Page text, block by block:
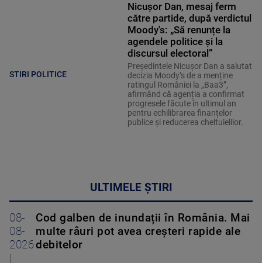
STIRI POLITICE
Nicușor Dan, mesaj ferm
către partide, după verdictul
Moody's: „Să renunțe la
agendele politice şi la
discursul electoral”
Președintele Nicușor Dan a salutat
decizia Moody’s de a menține
ratingul României la „Baa3”,
afirmând că agenția a confirmat
progresele făcute în ultimul an
pentru echilibrarea finanțelor
publice și reducerea cheltuielilor.
ULTIMELE ȘTIRI
08-
08-
2026
Cod galben de inundații în România. Mai
multe râuri pot avea creșteri rapide ale
debitelor